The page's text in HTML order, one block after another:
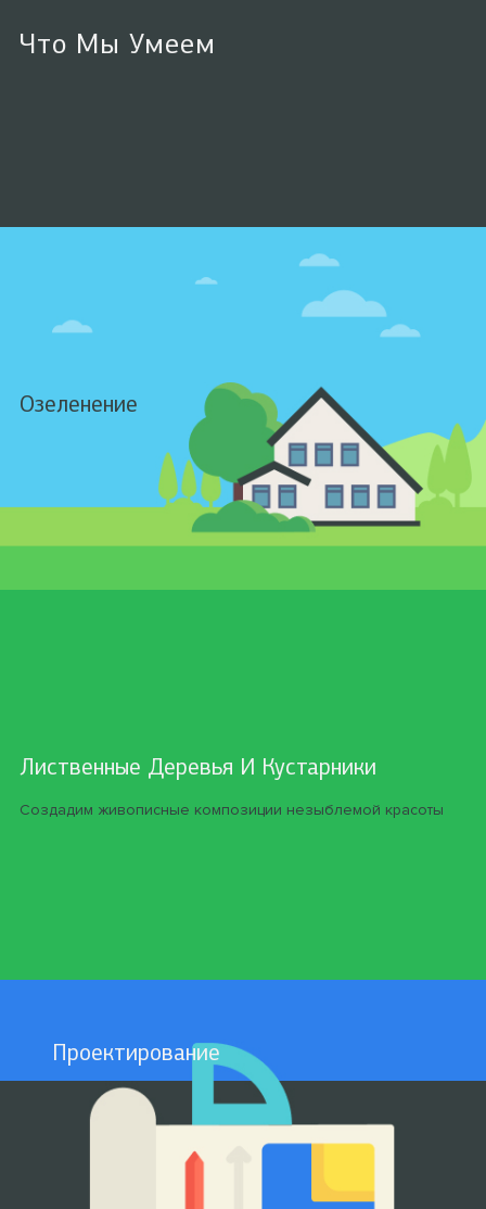
Что Мы Умеем
Озеленение
Лиственные Деревья И Кустарники
Создадим живописные композиции незыблемой красоты
Проектирование